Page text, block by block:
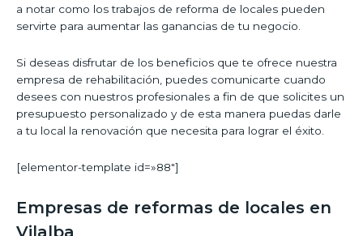
a notar como los trabajos de reforma de locales pueden
servirte para aumentar las ganancias de tu negocio.
Si deseas disfrutar de los beneficios que te ofrece nuestra
empresa de rehabilitación, puedes comunicarte cuando
desees con nuestros profesionales a fin de que solicites un
presupuesto personalizado y de esta manera puedas darle
a tu local la renovación que necesita para lograr el éxito.
[elementor-template id=»88″]
Empresas de reformas de locales en
Vilalba